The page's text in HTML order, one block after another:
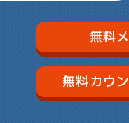
無料
無料カウ